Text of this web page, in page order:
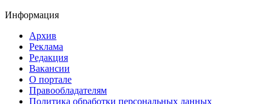
Информация
Архив
Реклама
Редакция
Вакансии
О портале
Правообладателям
Политика обработки персональных данных